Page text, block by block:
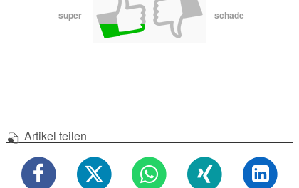
super schade
Artikel teilen